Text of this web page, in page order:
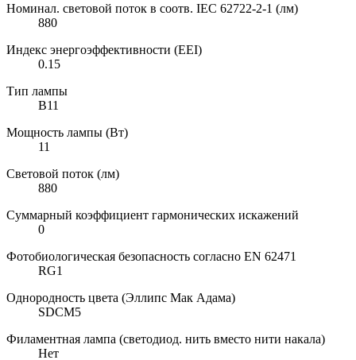
Номинал. световой поток в соотв. IEC 62722-2-1 (лм)
880
Индекс энергоэффективности (EEI)
0.15
Тип лампы
B11
Мощность лампы (Вт)
11
Световой поток (лм)
880
Суммарный коэффициент гармонических искажений
0
Фотобиологическая безопасность согласно EN 62471
RG1
Однородность цвета (Эллипс Мак Адама)
SDCM5
Филаментная лампа (светодиод. нить вместо нити накала)
Нет